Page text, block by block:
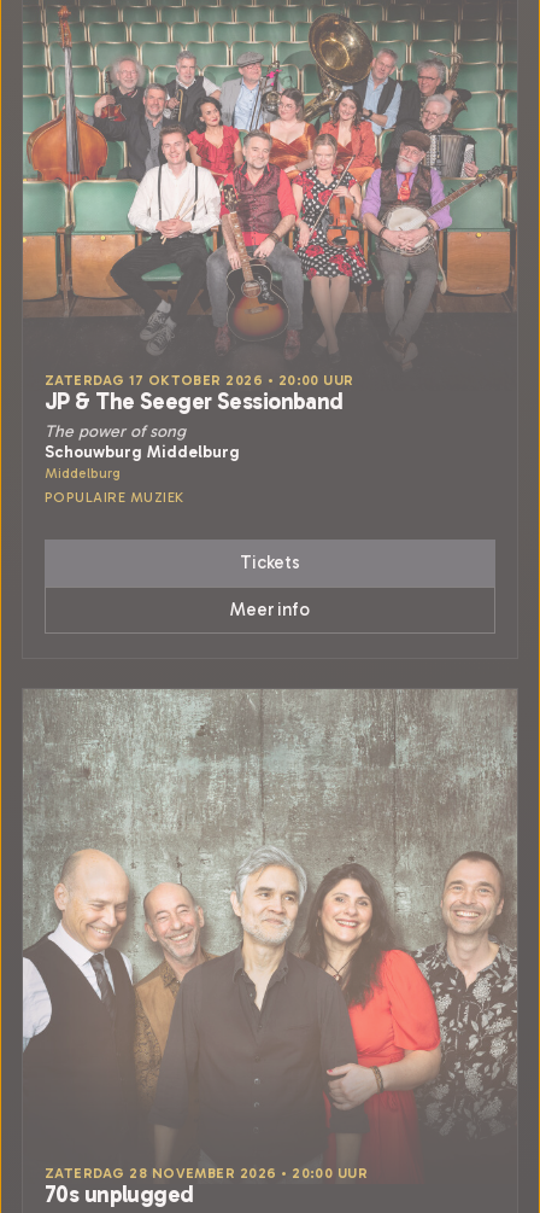
ZATERDAG 17 OKTOBER 2026 • 20:00 UUR
JP & The Seeger Sessionband
The power of song
Schouwburg Middelburg
Middelburg
POPULAIRE MUZIEK
Tickets
Meer info
ZATERDAG 28 NOVEMBER 2026 • 20:00 UUR
70s unplugged